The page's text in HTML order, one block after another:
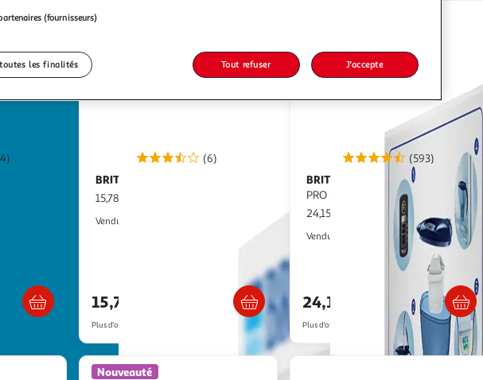
(6)
BRITA
15,78€ / pce
Vendu par
Livraison dès 4/5 jours
15,78€
Plus d'offres à partir de
(593)
BRITA
PRO - Bleu
24,15€ / pce
Vendu par
Livraison dès 4/5 jours
24,15€
Plus d'offres à partir de 24.88€
Nouveauté
(fournisseurs)
les finalités Tout refuser J'accepte